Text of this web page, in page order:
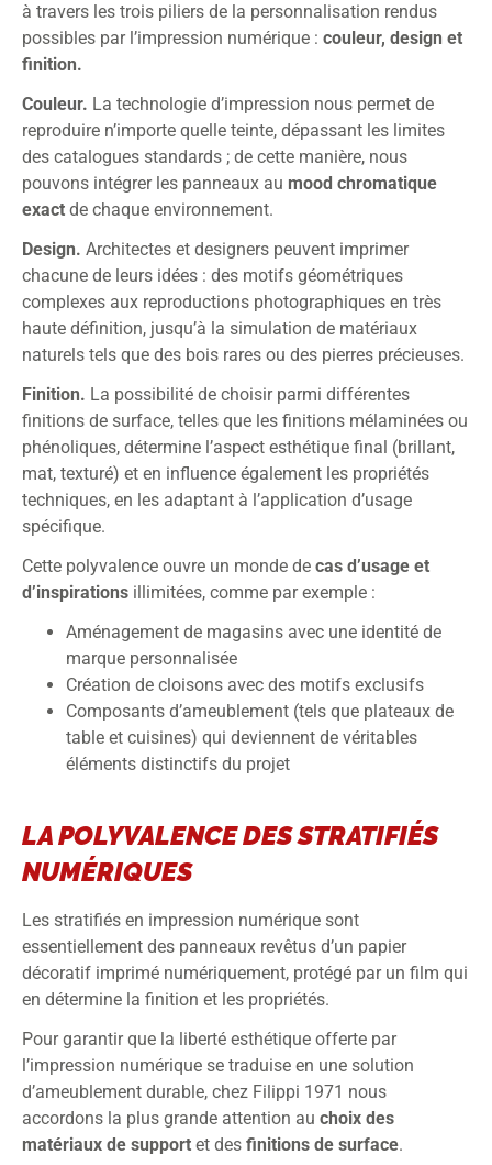
à travers les trois piliers de la personnalisation rendus
possibles par l’impression numérique : couleur, design et
finition.
Couleur. La technologie d’impression nous permet de
reproduire n’importe quelle teinte, dépassant les limites
des catalogues standards ; de cette manière, nous
pouvons intégrer les panneaux au mood chromatique
exact de chaque environnement.
Design. Architectes et designers peuvent imprimer
chacune de leurs idées : des motifs géométriques
complexes aux reproductions photographiques en très
haute définition, jusqu’à la simulation de matériaux
naturels tels que des bois rares ou des pierres précieuses.
Finition. La possibilité de choisir parmi différentes
finitions de surface, telles que les finitions mélaminées ou
phénoliques, détermine l’aspect esthétique final (brillant,
mat, texturé) et en influence également les propriétés
techniques, en les adaptant à l’application d’usage
spécifique.
Cette polyvalence ouvre un monde de cas d’usage et
d’inspirations illimitées, comme par exemple :
Aménagement de magasins avec une identité de
marque personnalisée
Création de cloisons avec des motifs exclusifs
Composants d’ameublement (tels que plateaux de
table et cuisines) qui deviennent de véritables
éléments distinctifs du projet
LA POLYVALENCE DES STRATIFIÉS
NUMÉRIQUES
Les stratifiés en impression numérique sont
essentiellement des panneaux revêtus d’un papier
décoratif imprimé numériquement, protégé par un film qui
en détermine la finition et les propriétés.
Pour garantir que la liberté esthétique offerte par
l’impression numérique se traduise en une solution
d’ameublement durable, chez Filippi 1971 nous
accordons la plus grande attention au choix des
matériaux de support et des finitions de surface.